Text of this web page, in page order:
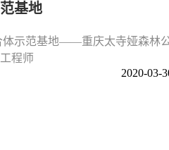
基地
体示范基地——重庆太寺娅森林
程师
2020-03-